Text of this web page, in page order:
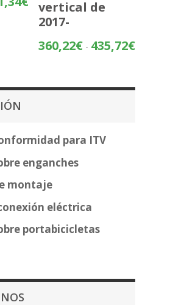
precios:
desde
195,84€
vertical de
2017-
360,22€ - 435,72€Rango
para ITV
enganches
montaje
eléctrica
portabicicletas